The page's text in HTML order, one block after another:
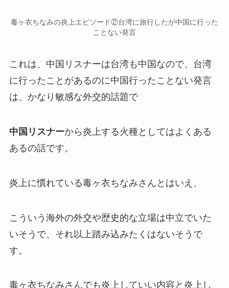
毒ヶ衣ちなみの炎上エピソード②台湾に旅行したが中国に行った
ことない発言
これは、中国リスナーは台湾も中国なので、台湾
に行ったことがあるのに中国行ったことない発言
は、かなり敏感な外交的話題で
中国リスナーから炎上する火種としてはよくある
あるの話です。
炎上に慣れている毒ヶ衣ちなみさんとはいえ、
こういう海外の外交や歴史的な立場は中立でいた
いそうで、それ以上踏み込みたくはないそうで
す。
毒ヶ衣ちなみさんでも 炎上していい内容と炎上し